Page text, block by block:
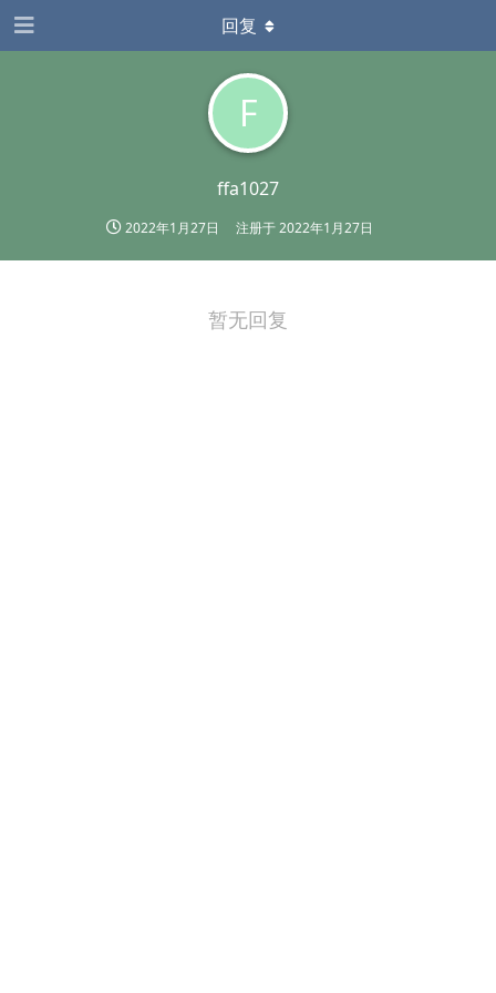
F
ffa1027
2022年1月27日 注册于2022年1月27日
回复
暂无回复